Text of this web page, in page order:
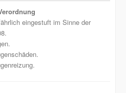
eingestuft im Sinne der